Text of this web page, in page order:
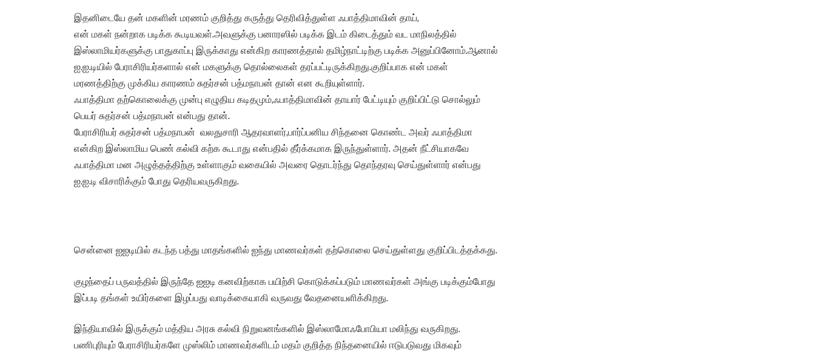
இதனிடையே தன் மகளின் மரணம் குறித்து கருத்து தெரிவித்துள்ள ஃபாத்திமாவின் தாய்,
என் மகள் நன்றாக படிக்க கூடியவள்.அவளுக்கு பனாரஸில் படிக்க இடம் கிடைத்தும் வட மாநிலத்தில்
இஸ்லாமியர்களுக்கு பாதுகாப்பு இருக்காது என்கிற காரணத்தால் தமிழ்நாட்டிற்கு படிக்க அனுப்பினோம்.ஆனால்
ஐ.ஐ.டியில் பேராசிரியர்களால் என் மகளுக்கு தொல்லைகள் தரப்பட்டிருக்கிறது.குறிப்பாக என் மகள்
மரணத்திற்கு முக்கிய காரணம் சுதர்சன் பத்மநாபன் தான் என கூறியுள்ளார்.
ஃபாத்திமா தற்கொலைக்கு முன்பு எழுதிய கடிதமும்,ஃபாத்திமாவின் தாயார் பேட்டியும் குறிப்பிட்டு சொல்லும்
பெயர் சுதர்சன் பத்மநாபன் என்பது தான்.
பேராசிரியர் சுதர்சன் பத்மநாபன் வலதுசாரி ஆதரவாளர்,பார்ப்பனிய சிந்தனை கொண்ட அவர் ஃபாத்திமா
என்கிற இஸ்லாமிய பெண் கல்வி கற்க கூடாது என்பதில் தீர்க்கமாக இருந்துள்ளார். அதன் நீட்சியாகவே
ஃபாத்திமா மன அழுத்தத்திற்கு உள்ளாகும் வகையில் அவரை தொடர்ந்து தொந்தரவு செய்துள்ளார் என்பது
ஐ.ஐ.டி விசாரிக்கும் போது தெரியவருகிறது.
சென்னை ஐஐடியில் கடந்த பத்து மாதங்களில் ஐந்து மாணவர்கள் தற்கொலை செய்துள்ளது குறிப்பிடத்தக்கது.
குழந்தைப் பருவத்தில் இருந்தே ஐஐடி கனவிற்காக பயிற்சி கொடுக்கப்படும் மாணவர்கள் அங்கு படிக்கும்போது
இப்படி தங்கள் உயிர்களை இழப்பது வாடிக்கையாகி வருவது வேதனையளிக்கிறது.
இந்தியாவில் இருக்கும் மத்திய அரசு கல்வி நிறுவனங்களில் இஸ்லாமோஃபோபியா மலிந்து வருகிறது.
பணிபுரியும் பேராசிரியர்களே முஸ்லிம் மாணவர்களிடம் மதம் குறித்த நிந்தனையில் ஈடுபடுவது மிகவும்